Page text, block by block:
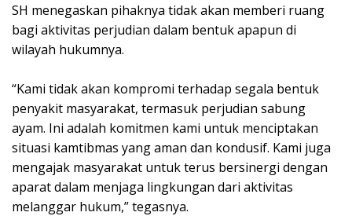
SH menegaskan pihaknya tidak akan memberi ruang
bagi aktivitas perjudian dalam bentuk apapun di
wilayah hukumnya.
“Kami tidak akan kompromi terhadap segala bentuk
penyakit masyarakat, termasuk perjudian sabung
ayam. Ini adalah komitmen kami untuk menciptakan
situasi kamtibmas yang aman dan kondusif. Kami juga
mengajak masyarakat untuk terus bersinergi dengan
aparat dalam menjaga lingkungan dari aktivitas
melanggar hukum,” tegasnya.